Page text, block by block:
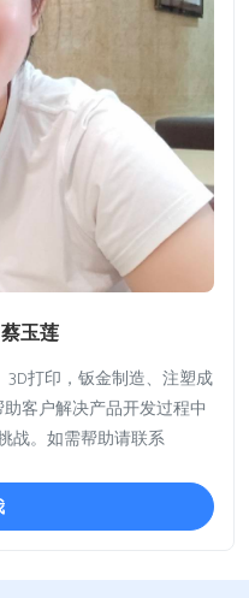
玉莲
3D打印，钣金制造、注塑成
客户解决产品开发过程中
战。如需帮助请联系